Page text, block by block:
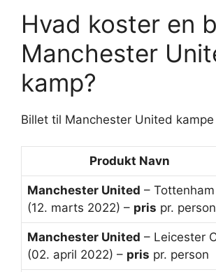
Hvad koster en
Manchester
kamp?
Billet til Manchester United
Produkt Navn
Manchester United – Tottenham
(12. marts 2022) – pris pr. person
Manchester United – Leicester
(02. april 2022) – pris pr. person